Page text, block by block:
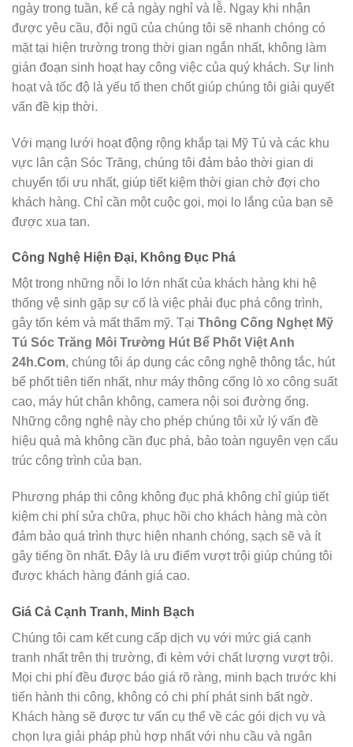
ngày trong tuần, kể cả ngày nghỉ và lễ. Ngay khi nhận
được yêu cầu, đội ngũ của chúng tôi sẽ nhanh chóng có
mặt tại hiện trường trong thời gian ngắn nhất, không làm
gián đoạn sinh hoạt hay công việc của quý khách. Sự linh
hoạt và tốc độ là yếu tố then chốt giúp chúng tôi giải quyết
vấn đề kịp thời.
Với mạng lưới hoạt động rộng khắp tại Mỹ Tú và các khu
vực lân cận Sóc Trăng, chúng tôi đảm bảo thời gian di
chuyển tối ưu nhất, giúp tiết kiệm thời gian chờ đợi cho
khách hàng. Chỉ cần một cuộc gọi, mọi lo lắng của bạn sẽ
được xua tan.
Công Nghệ Hiện Đại, Không Đục Phá
Một trong những nỗi lo lớn nhất của khách hàng khi hệ
thống vệ sinh gặp sự cố là việc phải đục phá công trình,
gây tốn kém và mất thẩm mỹ. Tại Thông Cống Nghẹt Mỹ
Tú Sóc Trăng Môi Trường Hút Bể Phốt Việt Anh
24h.Com, chúng tôi áp dụng các công nghệ thông tắc, hút
bể phốt tiên tiến nhất, như máy thông cống lò xo công suất
cao, máy hút chân không, camera nội soi đường ống.
Những công nghệ này cho phép chúng tôi xử lý vấn đề
hiệu quả mà không cần đục phá, bảo toàn nguyên vẹn cấu
trúc công trình của bạn.
Phương pháp thi công không đục phá không chỉ giúp tiết
kiệm chi phí sửa chữa, phục hồi cho khách hàng mà còn
đảm bảo quá trình thực hiện nhanh chóng, sạch sẽ và ít
gây tiếng ồn nhất. Đây là ưu điểm vượt trội giúp chúng tôi
được khách hàng đánh giá cao.
Giá Cả Cạnh Tranh, Minh Bạch
Chúng tôi cam kết cung cấp dịch vụ với mức giá cạnh
tranh nhất trên thị trường, đi kèm với chất lượng vượt trội.
Mọi chi phí đều được báo giá rõ ràng, minh bạch trước khi
tiến hành thi công, không có chi phí phát sinh bất ngờ.
Khách hàng sẽ được tư vấn cụ thể về các gói dịch vụ và
chọn lựa giải pháp phù hợp nhất với nhu cầu và ngân